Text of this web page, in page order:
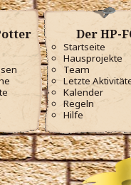
Der HP-
Startseite
Hausprojekte
Team
Letzte
Kalender
Regeln
Hilfe